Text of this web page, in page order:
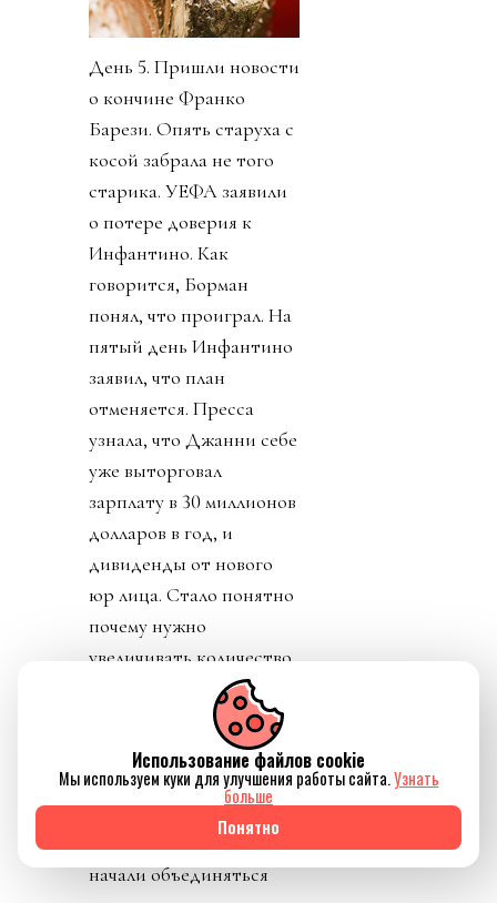
День 5. Пришли новости
о кончине Франко
Барези. Опять старуха с
косой забрала не того
старика. УЕФА заявили
о потере доверия к
Инфантино. Как
говорится, Борман
понял, что проиграл. На
пятый день Инфантино
заявил, что план
отменяется. Пресса
узнала, что Джанни себе
уже выторговал
зарплату в 30 миллионов
долларов в год, и
дивиденды от нового
юр лица. Стало понятно
почему нужно
увеличивать количество
матчей, команд,
турниров. И почему рвет
глотку, жилы и
отверстия в своем теле
Инфантино.
начали объединяться
Использование файлов cookie
Мы используем куки для улучшения работы сайта.Узнать
больше
Понятно